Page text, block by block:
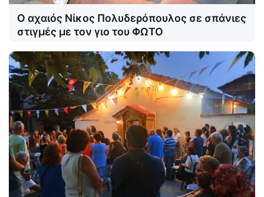
Ο αχαιός Νίκος Πολυδερόπουλος σε σπάνιες
στιγμές με τον γιο του ΦΩΤΟ